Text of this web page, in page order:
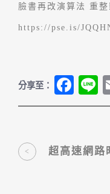
臉書再改演算法 重整
https://pse.is/
分享至：
Fa
ce
ok
超高速網路